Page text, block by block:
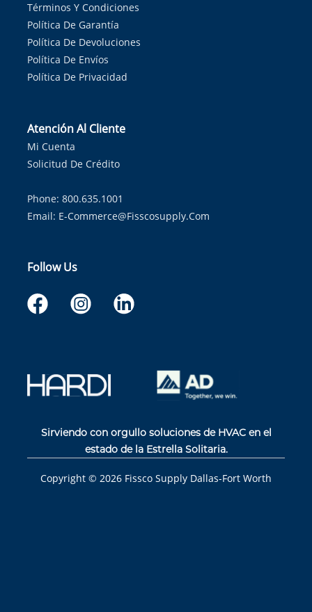
Términos Y Condiciones
Política De Garantía
Política De Devoluciones
Política De Envíos
Política De Privacidad
Atención Al Cliente
Mi Cuenta
Solicitud De Crédito
Phone: 800.635.1001
Email: E-Commerce@fisscosupply.com
Follow Us
Sirviendo con orgullo soluciones de HVAC en el
estado de la Estrella Solitaria.
Copyright © 2026 Fissco Supply Dallas-Fort Worth